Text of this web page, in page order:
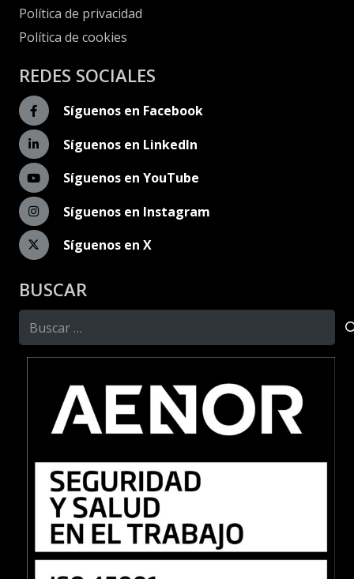
Política de privacidad
Política de cookies
REDES SOCIALES
Síguenos en Facebook
Síguenos en LinkedIn
Síguenos en YouTube
Síguenos en Instagram
Síguenos en X
BUSCAR
Buscar: